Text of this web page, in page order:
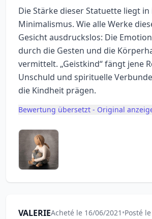
Die Stärke dieser Statuette liegt
Minimalismus. Wie alle Werke
Gesicht ausdruckslos: Die
durch die Gesten und die
vermittelt. „Geistkind“ fängt jene
Unschuld und spirituelle
die Kindheit prägen.
Bewertung übersetzt - Original
VALERIEAcheté le 16/06/2021 •Posté